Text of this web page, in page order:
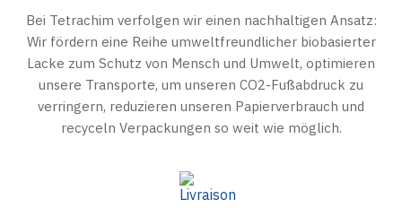
Bei Tetrachim verfolgen wir einen nachhaltigen Ansatz:
Wir fördern eine Reihe umweltfreundlicher biobasierter
Lacke zum Schutz von Mensch und Umwelt, optimieren
unsere Transporte, um unseren CO2-Fußabdruck zu
verringern, reduzieren unseren Papierverbrauch und
recyceln Verpackungen so weit wie möglich.